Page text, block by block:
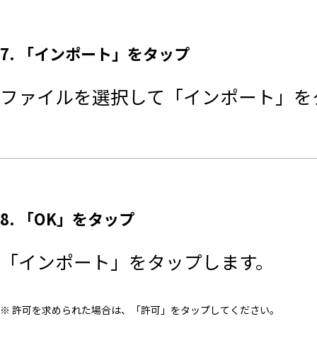
7. 「インポート」をタップ
ファイルを選択して「インポート」
8. 「OK」をタップ
「インポート」をタップします。
※ 許可を求められた場合は、「許可」をタップしてください。